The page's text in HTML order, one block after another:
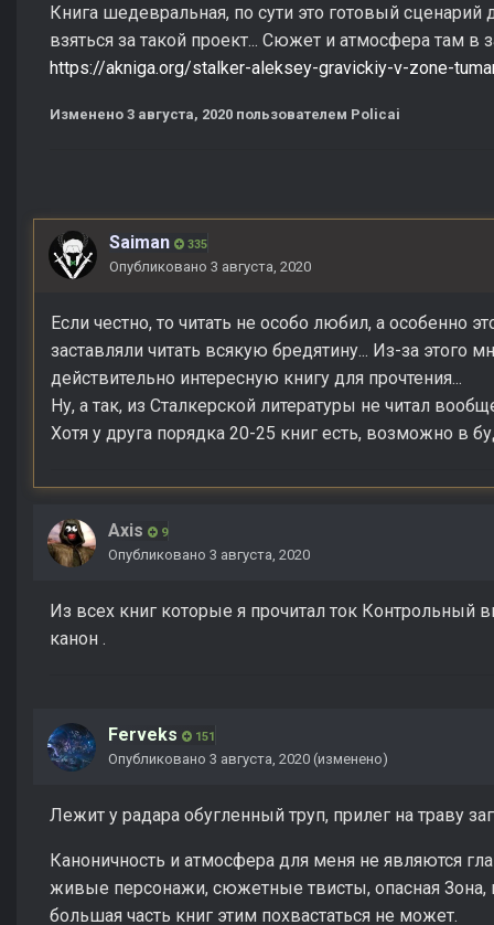
Книга шедевральная, по сути это готовый
взяться за такой проект... Сюжет и атмосфера там в
https://akniga.org/stalker-aleksey-gravickiy-v-zone-
Изменено 3 августа, 2020 пользователем Policai
Saiman 335
Опубликовано 3 августа, 2020
Если честно, то читать не особо любил, а особенно
заставляли читать всякую бредятину... Из-за этого
действительно интересную книгу для прочтения...
Ну, а так, из Сталкерской литературы не читал
Хотя у друга порядка 20-25 книг есть, возможно в
Axis 9
Опубликовано 3 августа, 2020
Из всех книг которые я прочитал ток Контрольный
канон .
Ferveks 151
Опубликовано 3 августа, 2020 (изменено)
Лежит у радара обугленный труп, прилег на траву
Каноничность и атмосфера для меня не являются
живые персонажи, сюжетные твисты, опасная
большая часть книг этим похвастаться не может.